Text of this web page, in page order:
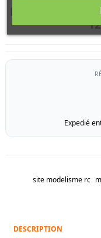
HELLER 09101
Expedié
site modelisme rc
DESCRIPTION